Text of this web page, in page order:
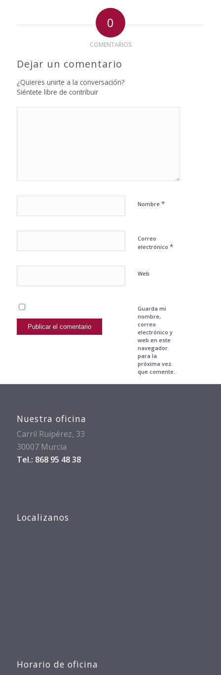
0
COMENTARIOS
Dejar un comentario
¿Quieres unirte a la conversación?
Siéntete libre de contribuir
Nombre *
Correo
electrónico *
Web
Guarda mi
nombre,
correo
electrónico y
web en este
navegador
para la
próxima vez
que comente.
Nuestra oficina
Carril Ruipérez, 33
30007 Murcia
Tel.: 868 95 48 38
Localizanos
Horario de oficina